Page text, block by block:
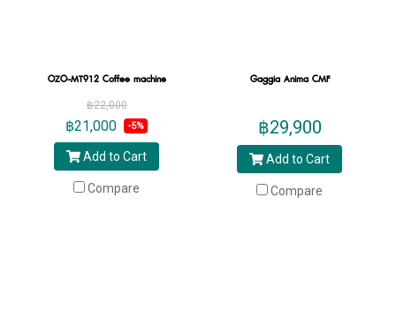
OZO-MT912 Coffee machine
฿22,000
฿21,000 -5%
Add to Cart
Compare
Gaggia Anima CMF
฿29,900
Add to Cart
Compare